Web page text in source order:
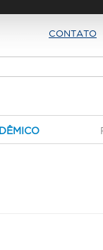
CONTATO